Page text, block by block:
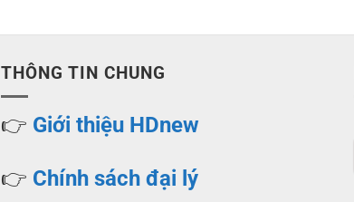
THÔNG TIN CHUNG
👉 Giới thiệu HDnew
👉 Chính sách đại lý